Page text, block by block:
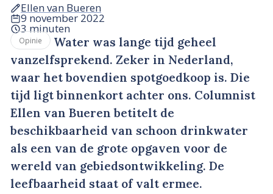
Ellen van Bueren
9 november 2022
3 minuten
Opinie
Water was lange tijd geheel
vanzelfsprekend. Zeker in Nederland,
waar het bovendien spotgoedkoop is. Die
tijd ligt binnenkort achter ons. Columnist
Ellen van Bueren betitelt de
beschikbaarheid van schoon drinkwater
als een van de grote opgaven voor de
wereld van gebiedsontwikkeling. De
leefbaarheid staat of valt ermee.